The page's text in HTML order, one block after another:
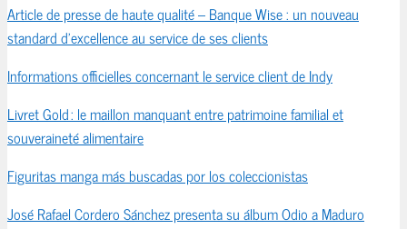
Article de presse de haute qualité – Banque Wise : un nouveau
standard d’excellence au service de ses clients
Informations officielles concernant le service client de Indy
Livret Gold : le maillon manquant entre patrimoine familial et
souveraineté alimentaire
Figuritas manga más buscadas por los coleccionistas
José Rafael Cordero Sánchez presenta su álbum Odio a Maduro